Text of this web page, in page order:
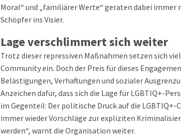
Moral“ und „familiärer Werte“ geraten dabei immer
Schöpfer ins Visier.
Lage verschlimmert sich weiter
Trotz dieser repressiven Maßnahmen setzen sich
Community ein. Doch der Preis für dieses
Belästigungen, Verhaftungen und sozialer
Anzeichen dafür, dass sich die Lage für LGBTIQ+-
im Gegenteil: Der politische Druck auf die
immer wieder Vorschläge zur expliziten
werden“, warnt die Organisation weiter.